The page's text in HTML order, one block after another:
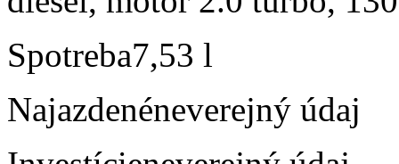
Spotreba7,53 l
Najazdenéneverejný údaj